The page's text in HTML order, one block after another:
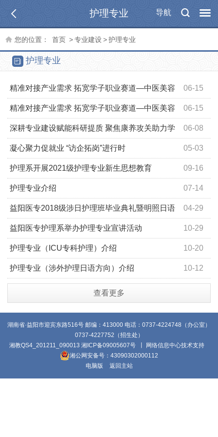
导航
护理专业
您的位置： 首页 >专业建设>护理专业
护理专业
06-15
精准对接产业需求 拓宽学子职业赛道—中医美容
微专业开班仪式暨行业前沿讲座圆满举行 06-15
精准对接产业需求 拓宽学子职业赛道—中医美容
微专业开班仪式暨行业前沿讲座圆满举行 06-08
深耕专业建设赋能科研提质 聚焦康养攻关助力学
科发展 —— 护理学院举办护理科研选题趋势专题讲座05-03
凝心聚力促就业 “访企拓岗”进行时
09-16
护理系开展2021级护理专业新生思想教育
07-14
护理专业介绍
04-29
益阳医专2018级涉日护理班毕业典礼暨明照日语
培训结业典礼 10-29
益阳医专护理系举办护理专业宣讲活动
10-20
护理专业（ICU专科护理）介绍
10-12
护理专业（涉外护理日语方向）介绍
查看更多
湖南省·益阳市迎宾东路516号 邮编：413000 电话：0737-4224748（办公室）
0737-4227752（招生处）
湘教QS4_201211_090013 湘ICP备09005607号 丨 网络信息中心技术支持
湘公网安备号：43090302000112
电脑版
返回主站